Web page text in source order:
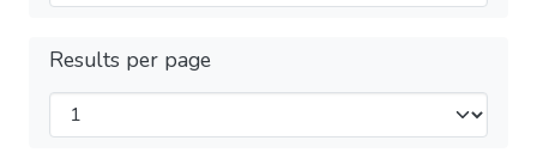
Results per page